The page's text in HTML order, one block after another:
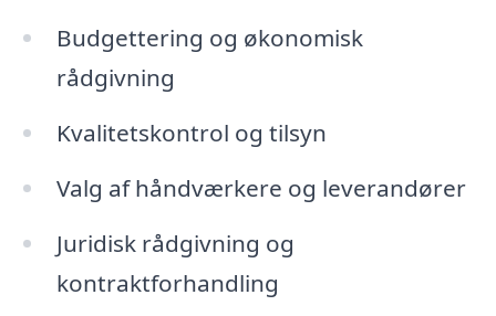
Budgettering og økonomisk
rådgivning
Kvalitetskontrol og tilsyn
Valg af håndværkere og leverandører
Juridisk rådgivning og
kontraktforhandling